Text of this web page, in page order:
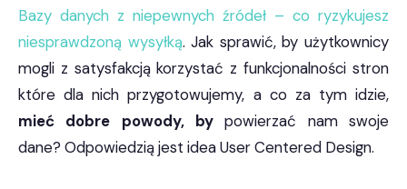
Bazy danych z niepewnych źródeł – co ryzykujesz
niesprawdzoną wysyłką. Jak sprawić, by użytkownicy
mogli z satysfakcją korzystać z funkcjonalności stron
które dla nich przygotowujemy, a co za tym idzie,
mieć dobre powody, by powierzać nam swoje
dane? Odpowiedzią jest idea User Centered Design.